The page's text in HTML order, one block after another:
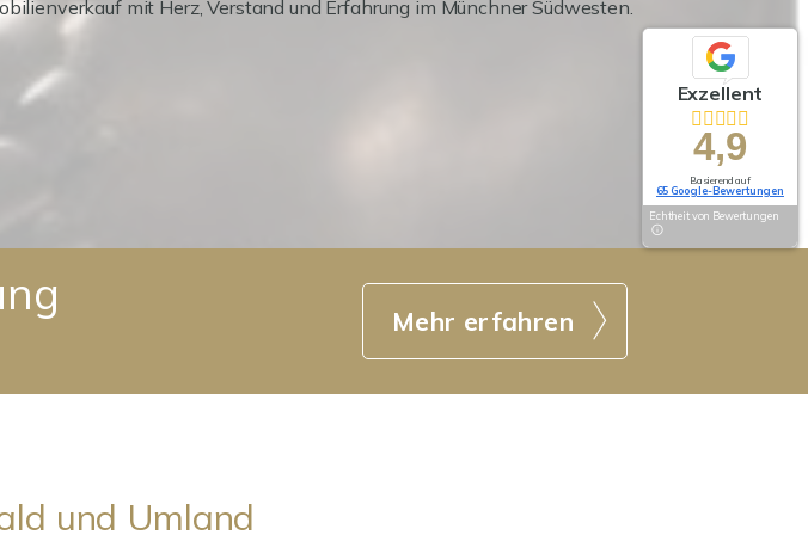
mit Herz, Verstand und Erfahrung im Münchner Südwesten.
Mehr erfahren
und Umland
Exzellent
4,9
Basierend auf
65 Google-Bewertungen
Echtheit von Bewertungen